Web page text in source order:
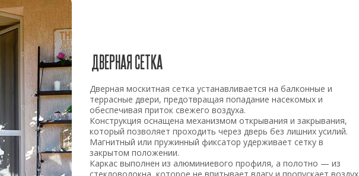
ДВЕРНАЯ СЕТКА
Дверная москитная сетка устанавливается на балконные и
террасные двери, предотвращая попадание насекомых и
обеспечивая приток свежего воздуха.
Конструкция оснащена механизмом открывания и закрывания,
который позволяет проходить через дверь без лишних усилий.
Магнитный или пружинный фиксатор удерживает сетку в
закрытом положении.
Каркас выполнен из алюминиевого профиля, а полотно — из